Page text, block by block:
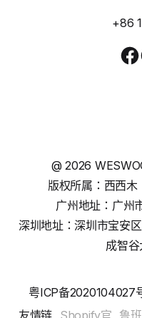
+86
@2026
版权所属：西西木
广州地址：广州
深圳地址：深圳市宝安
成智
粤ICP备2020104027
友情链 Shopify官 鲁